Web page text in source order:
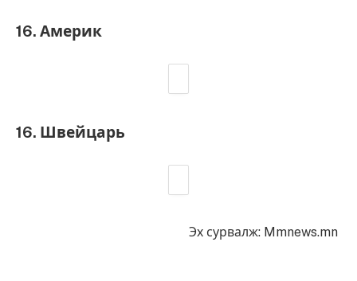
16. Америк
16. Швейцарь
Эх сурвалж: Mmnews.mn